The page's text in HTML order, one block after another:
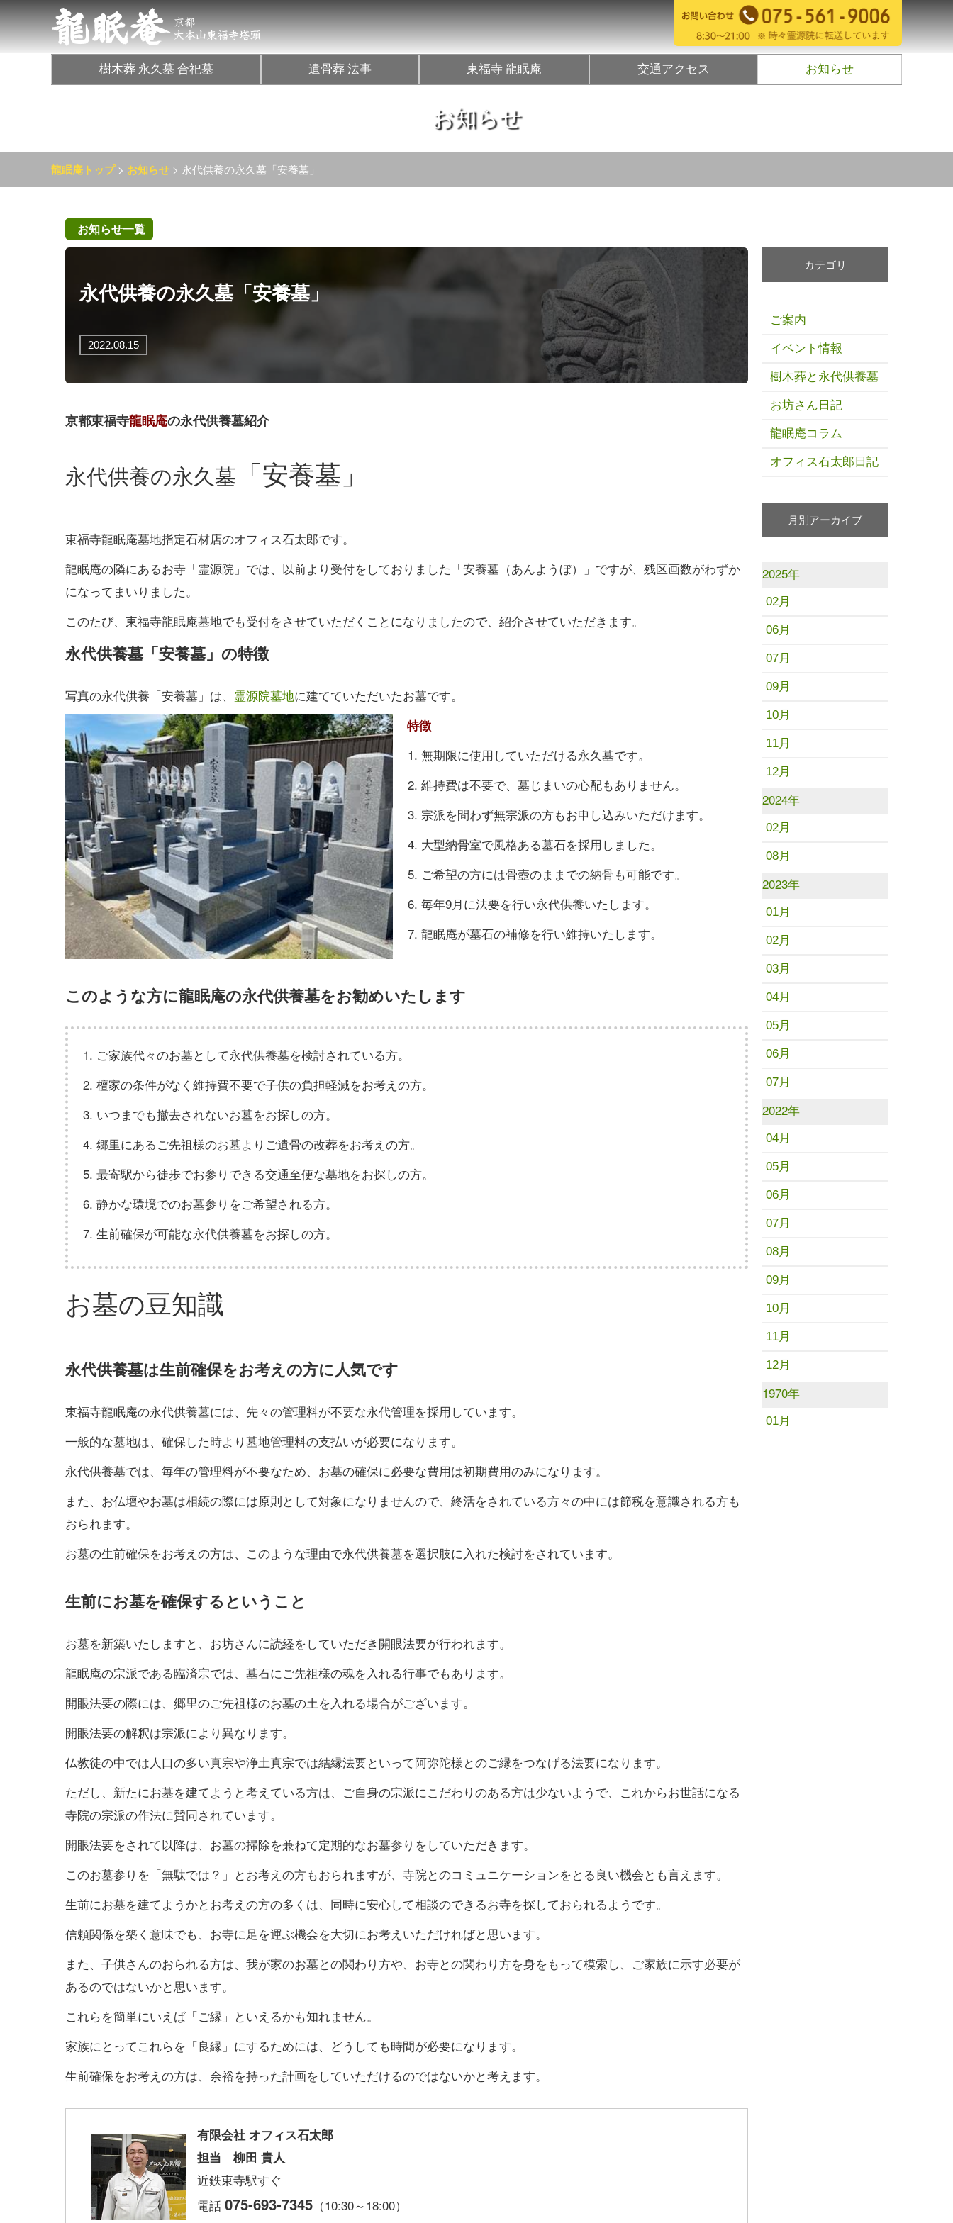
樹木葬 永久墓 合祀墓 遺骨葬 法事 東福寺 龍眠庵 交通アクセス お知らせ
お知らせ
龍眠庵トップ> お知らせ > 永代供養の永久墓「安養墓」
お知らせ一覧
永代供養の永久墓「安養墓」
2022.08.15
京都東福寺龍眠庵の永代供養墓紹介
永代供養の永久墓 「安養墓」
東福寺龍眠庵墓地指定石材店のオフィス石太郎です。
龍眠庵の隣にあるお寺「霊源院」では、以前より受付をしておりました「安養墓（あんようぼ）」ですが、残区画数がわずか
になってまいりました。
このたび、東福寺龍眠庵墓地でも受付をさせていただくことになりましたので、紹介させていただきます。
永代供養墓「安養墓」の特徴
写真の永代供養「安養墓」は、 霊源院墓地に建てていただいたお墓です。
特徴
無期限に使用していただける永久墓です。
維持費は不要で、墓じまいの心配もありません。
宗派を問わず無宗派の方もお申し込みいただけます。
大型納骨室で風格ある墓石を採用しました。
ご希望の方には骨壺のままでの納骨も可能です。
毎年9月に法要を行い永代供養いたします。
龍眠庵が墓石の補修を行い維持いたします。
このような方に龍眠庵の永代供養墓をお勧めいたします
ご家族代々のお墓として永代供養墓を検討されている方。
檀家の条件がなく維持費不要で子供の負担軽減をお考えの方。
いつまでも撤去されないお墓をお探しの方。
郷里にあるご先祖様のお墓よりご遺骨の改葬をお考えの方。
最寄駅から徒歩でお参りできる交通至便な墓地をお探しの方。
静かな環境でのお墓参りをご希望される方。
生前確保が可能な永代供養墓をお探しの方。
お墓の豆知識
永代供養墓は生前確保をお考えの方に人気です
東福寺龍眠庵の永代供養墓には、先々の管理料が不要な永代管理を採用しています。
一般的な墓地は、確保した時より墓地管理料の支払いが必要になります。
永代供養墓では、毎年の管理料が不要なため、お墓の確保に必要な費用は初期費用のみになります。
また、お仏壇やお墓は相続の際には原則として対象になりませんので、終活をされている方々の中には節税を意識される方も
おられます。
お墓の生前確保をお考えの方は、このような理由で永代供養墓を選択肢に入れた検討をされています。
生前にお墓を確保するということ
お墓を新築いたしますと、お坊さんに読経をしていただき開眼法要が行われます。
龍眠庵の宗派である臨済宗では、墓石にご先祖様の魂を入れる行事でもあります。
開眼法要の際には、郷里のご先祖様のお墓の土を入れる場合がございます。
開眼法要の解釈は宗派により異なります。
仏教徒の中では人口の多い真宗や浄土真宗では結縁法要といって阿弥陀様とのご縁をつなげる法要になります。
ただし、新たにお墓を建てようと考えている方は、ご自身の宗派にこだわりのある方は少ないようで、これからお世話になる
寺院の宗派の作法に賛同されています。
開眼法要をされて以降は、お墓の掃除を兼ねて定期的なお墓参りをしていただきます。
このお墓参りを「無駄では？」とお考えの方もおられますが、寺院とのコミュニケーションをとる良い機会とも言えます。
生前にお墓を建てようかとお考えの方の多くは、同時に安心して相談のできるお寺を探しておられるようです。
信頼関係を築く意味でも、お寺に足を運ぶ機会を大切にお考えいただければと思います。
また、子供さんのおられる方は、我が家のお墓との関わり方や、お寺との関わり方を身をもって模索し、ご家族に示す必要が
あるのではないかと思います。
これらを簡単にいえば「ご縁」といえるかも知れません。
家族にとってこれらを「良縁」にするためには、どうしても時間が必要になります。
生前確保をお考えの方は、余裕を持った計画をしていただけるのではないかと考えます。
有限会社 オフィス石太郎
担当 柳田 貴人
近鉄東寺駅すぐ
電話 075-693-7345 （10:30～18:00）
カテゴリ
ご案内
イベント情報
樹木葬と永代供養墓
お坊さん日記
龍眠庵コラム
オフィス石太郎日記
月別アーカイブ
2025年
02月
06月
07月
09月
10月
11月
12月
2024年
02月
08月
2023年
01月
02月
03月
04月
05月
06月
07月
2022年
04月
05月
06月
07月
08月
09月
10月
11月
12月
1970年
01月